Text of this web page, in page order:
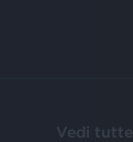
Vedi tutte